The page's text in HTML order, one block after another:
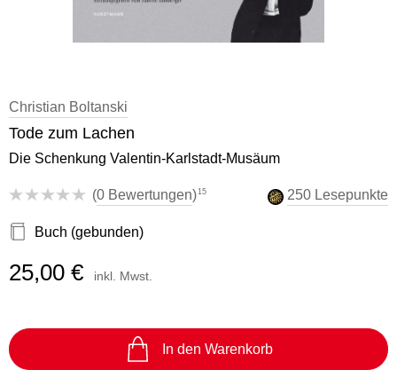
Christian Boltanski
Tode zum Lachen
Die Schenkung Valentin-Karlstadt-Musäum
(0 Bewertungen) 15 250 Lesepunkte
Buch (gebunden)
25,00 € inkl. Mwst.
In den Warenkorb